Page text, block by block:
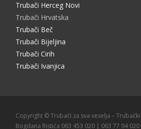
Trubači Herceg Novi
Trubači Hrvatska
Trubači Beč
Trubači Bijeljina
Trubači Cirih
Trubači Ivanjica
Copyright © Trubači za sva veselja –
Bogdana Ristića 063 453 020 | 063 77 94